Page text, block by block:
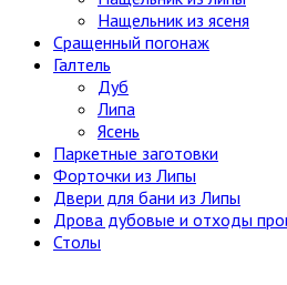
Нащельник из ясеня
Сращенный погонаж
Галтель
Дуб
Липа
Ясень
Паркетные заготовки
Форточки из Липы
Двери для бани из Липы
Дрова дубовые и отходы
Столы